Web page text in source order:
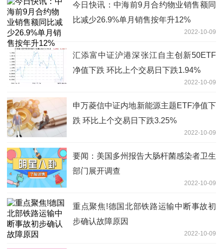
今日快讯：中海前9月合约物业销售额同
比减少26.9%单月销售按年升12%
2022-10-09
汇添富中证沪港深张江自主创新50ETF
净值下跌 环比上个交易日下跌1.94%
2022-10-09
申万菱信中证内地新能源主题ETF净值下
跌 环比上个交易日下跌3.25%
2022-10-09
要闻：美国多州报告大肠杆菌感染者卫生
部门展开调查
2022-10-09
重点聚焦!德国北部铁路运输中断事故初
步确认故障原因
2022-10-09